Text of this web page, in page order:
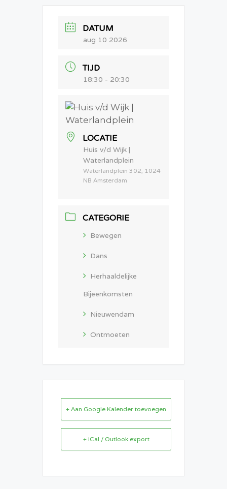
DATUM
aug 10 2026
TIJD
18:30 - 20:30
LOCATIE
Huis v/d Wijk |
Waterlandplein
Waterlandplein 302, 1024
NB Amsterdam
CATEGORIE
Bewegen
Dans
Herhaaldelijke
Bijeenkomsten
Nieuwendam
Ontmoeten
+ Aan Google Kalender toevoegen
+ iCal / Outlook export